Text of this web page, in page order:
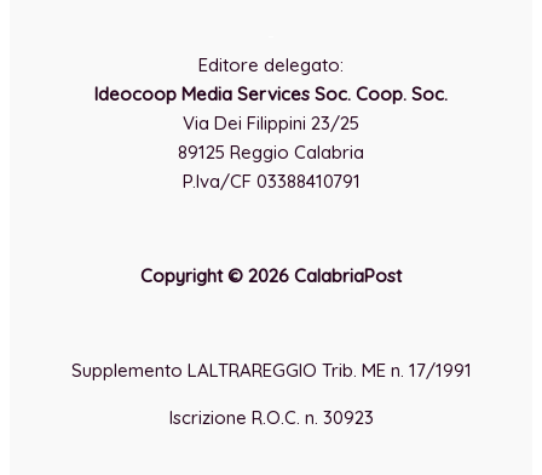
Editore delegato:
Ideocoop Media Services Soc. Coop. Soc.
Via Dei Filippini 23/25
89125 Reggio Calabria
P.Iva/CF 03388410791
Copyright © 2026 CalabriaPost
Supplemento LALTRAREGGIO Trib. ME n. 17/1991
Iscrizione R.O.C. n. 30923